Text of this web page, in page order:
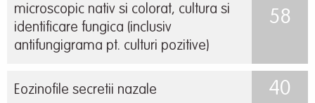
microscopic nativ si colorat, cultura si
identificare fungica (inclusiv
antifungigrama pt. culturi pozitive)
58
Eozinofile secretii nazale 40